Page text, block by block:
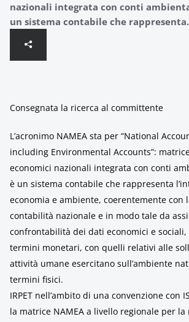
nazionali integrata con conti
un sistema contabile che
Consegnata la ricerca al committente
L’acronimo NAMEA sta per “National
including Environmental Accounts”:
economici nazionali integrata con conti
è un sistema contabile che rappresenta
economia e ambiente, coerentemente con
contabilità nazionale e in modo tale da
confrontabilità dei dati economici e sociali,
termini monetari, con quelli relativi alle
attività umane esercitano sull’ambiente
termini fisici.
IRPET nell’ambito di una convenzione con
la matrice NAMEA a livello regionale per la